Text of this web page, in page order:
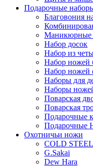
Подарочные
Благовония
Маникюрные
Набор досок
Набор из
Набор ножей
Набор ножей
Наборы для
Наборы
Поварская
Поварская
Подарочные
Подарочные
Охотничьи ножи
COLD STEEL
G.Sakai
Dew Hara